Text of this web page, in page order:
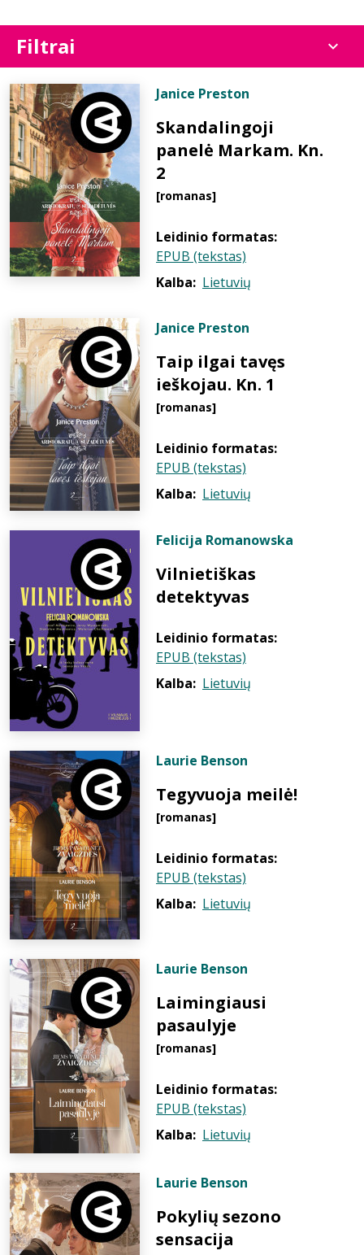
Filtrai
Janice Preston
Skandalingoji
panelė Markam. Kn.
2
[romanas]
Leidinio formatas:
EPUB (tekstas)
Kalba: Lietuvių
Janice Preston
Taip ilgai tavęs
ieškojau. Kn. 1
[romanas]
Leidinio formatas:
EPUB (tekstas)
Kalba: Lietuvių
Felicija Romanowska
Vilnietiškas
detektyvas
Leidinio formatas:
EPUB (tekstas)
Kalba: Lietuvių
Laurie Benson
Tegyvuoja meilė!
[romanas]
Leidinio formatas:
EPUB (tekstas)
Kalba: Lietuvių
Laurie Benson
Laimingiausi
pasaulyje
[romanas]
Leidinio formatas:
EPUB (tekstas)
Kalba: Lietuvių
Laurie Benson
Pokylių sezono
sensacija